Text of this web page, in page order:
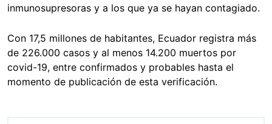
inmunosupresoras y a los que ya se hayan contagiado.
Con 17,5 millones de habitantes, Ecuador registra más
de 226.000 casos y al menos 14.200 muertos por
covid-19, entre confirmados y probables hasta el
momento de publicación de esta verificación.